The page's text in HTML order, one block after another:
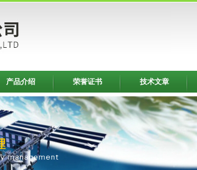
产品介绍 荣誉证书 技术文章